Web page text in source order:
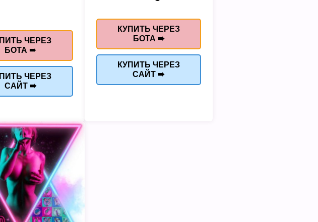
ЧЕРЕЗ
БОТА ➠
ЧЕРЕЗ
САЙТ ➠
КУПИТЬ ЧЕРЕЗ
БОТА ➠
КУПИТЬ ЧЕРЕЗ
САЙТ ➠